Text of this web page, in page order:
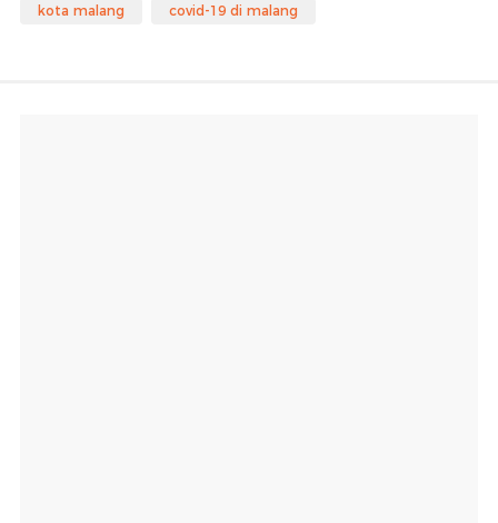
kota malang covid-19 di malang